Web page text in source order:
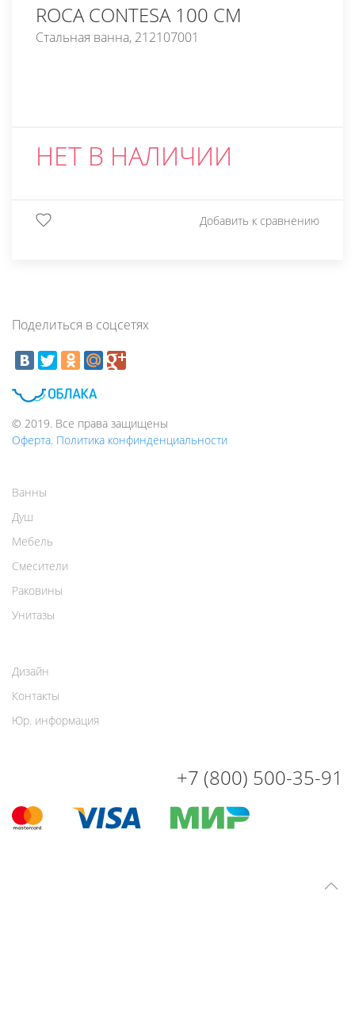
ROCA CONTESA 100 СМ
Стальная ванна, 212107001
НЕТ В НАЛИЧИИ
Добавить к сравнению
Поделиться в соцсетях
© 2019. Все права защищены
Оферта. Политика конфинденциальности
Ванны
Душ
Мебель
Смесители
Раковины
Унитазы
Дизайн
Контакты
Юр. информация
+7 (800) 500-35-91